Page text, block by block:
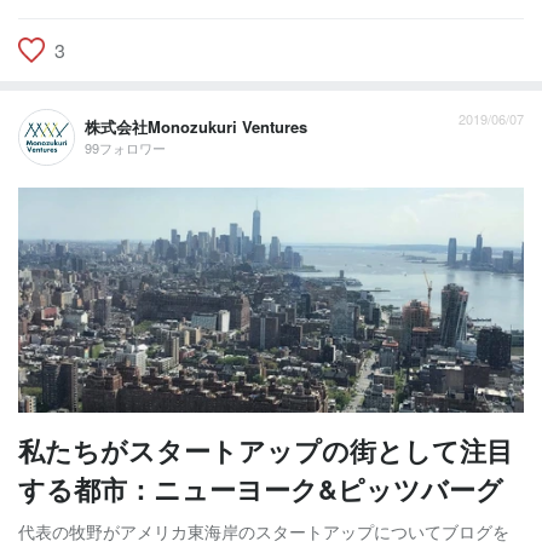
3
株式会社Monozukuri Ventures
99フォロワー
2019/06/07
私たちがスタートアップの街として注目
する都市：ニューヨーク&ピッツバーグ
代表の牧野がアメリカ東海岸のスタートアップについてブログを